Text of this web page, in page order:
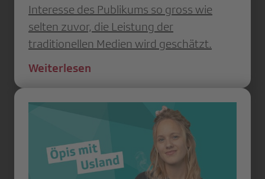
Interesse des Publikums so gross wie
selten zuvor, die Leistung der
traditionellen Medien wird geschätzt.
Weiterlesen